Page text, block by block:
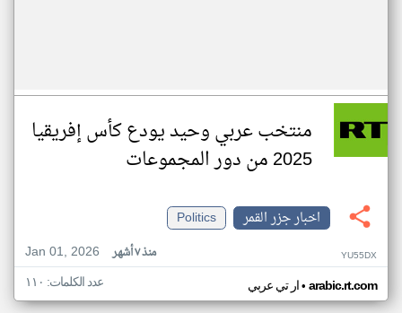
منتخب عربي وحيد يودع كأس إفريقيا
2025 من دور المجموعات
اخبار جزر القمر
Politics
Jan 01, 2026
منذ ٧ أشهر YU55DX
ار تي عربي• arabic.rt.com عدد الكلمات: ١١٠